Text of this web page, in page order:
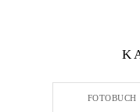
FOTOBUCH